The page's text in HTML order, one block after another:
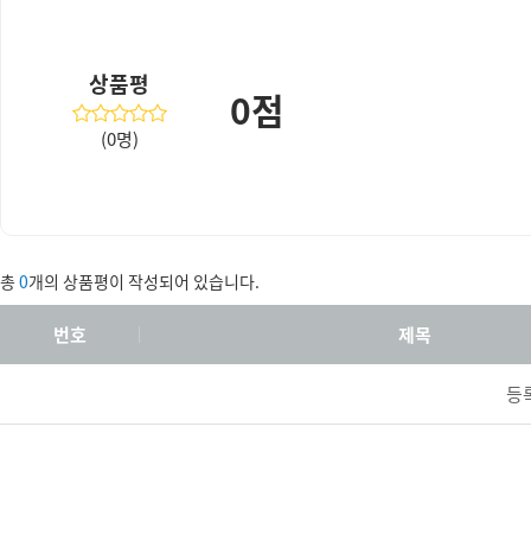
상품평
(0명)
0점
총 0개의 상품평이 작성되어 있습니다.
번호 제목
등